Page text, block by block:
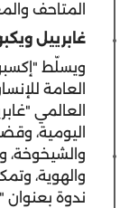
المتاحف
غابرييل
ويسلّط
العامة
العالمي
اليومية،
والشيخوخة،
والهوية،
ندوة بعنوان